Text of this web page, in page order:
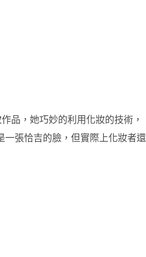
品，她巧妙的利用化妝的技術，
一張恰吉的臉，但實際上化妝者還